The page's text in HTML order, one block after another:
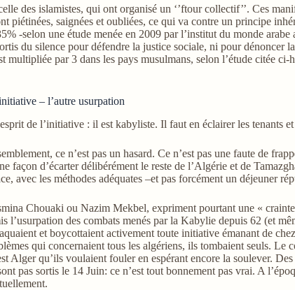
des islamistes, qui ont organisé un ‘’ftour collectif’’. Ces
piétinées, saignées et oubliées, ce qui va contre un principe
-selon une étude menée en 2009 par l’institut du monde
du silence pour défendre la justice sociale, ni pour
multipliée par 3 dans les pays musulmans, selon l’étude citée
– l’autre usurpation
de l’initiative : il est kabyliste. Il faut en éclairer les tenants et
ce n’est pas un hasard. Ce n’est pas une faute de
façon d’écarter délibérément le reste de l’Algérie et de
avec les méthodes adéquates –et pas forcément un déjeuner
Chouaki ou Nazim Mekbel, expriment pourtant une «
l’usurpation des combats menés par la Kabylie depuis 62 (et
et boycottaient activement toute initiative émanant de
qui concernaient tous les algériens, ils tombaient seuls.
Alger qu’ils voulaient fouler en espérant encore la soulever.
pas sortis le 14 Juin: ce n’est tout bonnement pas vrai. A